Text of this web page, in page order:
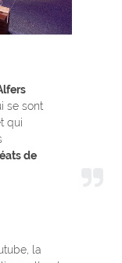
se sont
qui
de
la